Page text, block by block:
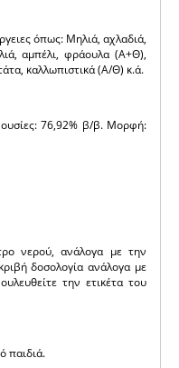
όπως: Μηλιά, αχλαδιά,
αμπέλι, φράουλα (Α+Θ),
καλλωπιστικά (A/Θ) κ.ά.
76,92% β/β. Μορφή:
νερού, ανάλογα με την
δοσολογία ανάλογα με
την ετικέτα του
παιδιά.